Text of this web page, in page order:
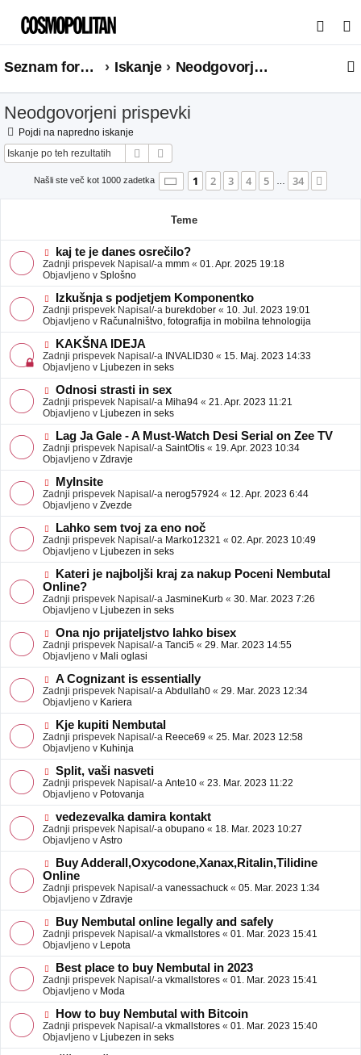
s
a
Seznam forumov Iskanje Neodgovorjeni prispevki
Neodgovorjeni prispevki
Pojdi na napredno iskanje
Iskanje
Našli ste več kot 1000 zadetka Stran 1od34
1 2 3 4 5 … 34
Teme
N
o
v
e
o
b
j
a
v
e
kaj te je danes osrečilo?
Zadnji prispevek Napisal/-a mmm « 01. Apr. 2025 19:18
Objavljeno v Splošno
N
o
v
e
o
b
j
a
v
e
Izkušnja s podjetjem Komponentko
Zadnji prispevek Napisal/-a burekdober « 10. Jul. 2023 19:01
Objavljeno v Računalništvo, fotografija in mobilna tehnologija
N
o
v
e
o
b
j
a
v
e
KAKŠNA IDEJA
Zadnji prispevek Napisal/-a INVALID30 « 15. Maj. 2023 14:33
Objavljeno v Ljubezen in seks
N
o
v
e
o
b
j
a
v
e
Odnosi strasti in sex
Zadnji prispevek Napisal/-a Miha94 « 21. Apr. 2023 11:21
Objavljeno v Ljubezen in seks
N
o
v
e
o
b
j
a
v
e
Lag Ja Gale - A Must-Watch Desi Serial on Zee TV
Zadnji prispevek Napisal/-a SaintOtis « 19. Apr. 2023 10:34
Objavljeno v Zdravje
N
o
v
e
o
b
j
a
v
e
MyInsite
Zadnji prispevek Napisal/-a nerog57924 « 12. Apr. 2023 6:44
Objavljeno v Zvezde
N
o
v
e
o
b
j
a
v
e
Lahko sem tvoj za eno noč
Zadnji prispevek Napisal/-a Marko12321 « 02. Apr. 2023 10:49
Objavljeno v Ljubezen in seks
N
o
v
e
o
b
j
a
v
Kateri je najboljši kraj za nakup Poceni Nembutal
Online?
Zadnji prispevek Napisal/-a JasmineKurb « 30. Mar. 2023 7:26
Objavljeno v Ljubezen in seks
N
o
v
e
o
b
j
a
v
e
Ona njo prijateljstvo lahko bisex
Zadnji prispevek Napisal/-a Tanci5 « 29. Mar. 2023 14:55
Objavljeno v Mali oglasi
N
o
v
e
o
b
j
a
v
e
A Cognizant is essentially
Zadnji prispevek Napisal/-a Abdullah0 « 29. Mar. 2023 12:34
Objavljeno v Kariera
N
o
v
e
o
b
j
a
v
e
Kje kupiti Nembutal
Zadnji prispevek Napisal/-a Reece69 « 25. Mar. 2023 12:58
Objavljeno v Kuhinja
N
o
v
e
o
b
j
a
v
e
Split, vaši nasveti
Zadnji prispevek Napisal/-a Ante10 « 23. Mar. 2023 11:22
Objavljeno v Potovanja
N
o
v
e
o
b
j
a
v
e
vedezevalka damira kontakt
Zadnji prispevek Napisal/-a obupano « 18. Mar. 2023 10:27
Objavljeno v Astro
N
o
v
e
o
b
j
a
v
e
Buy Adderall,Oxycodone,Xanax,Ritalin,Tilidine
Online
Zadnji prispevek Napisal/-a vanessachuck « 05. Mar. 2023 1:34
Objavljeno v Zdravje
N
o
v
e
o
b
j
a
v
e
Buy Nembutal online legally and safely
Zadnji prispevek Napisal/-a vkmallstores « 01. Mar. 2023 15:41
Objavljeno v Lepota
N
o
v
e
o
b
j
a
Best place to buy Nembutal in 2023
Zadnji prispevek Napisal/-a vkmallstores « 01. Mar. 2023 15:41
Objavljeno v Moda
N
o
v
e
How to buy Nembutal with Bitcoin
Zadnji prispevek Napisal/-a vkmallstores « 01. Mar. 2023 15:40
Objavljeno v Ljubezen in seks